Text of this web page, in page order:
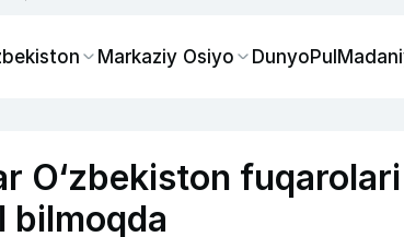
Markaziy Osiyo DunyoPul
O‘zbekiston
bilmoqda